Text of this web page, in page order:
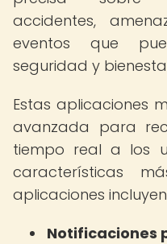
accidentes,
eventos que
seguridad y
Estas aplicaciones
avanzada para
tiempo real a los
características
aplicaciones
Notificaciones